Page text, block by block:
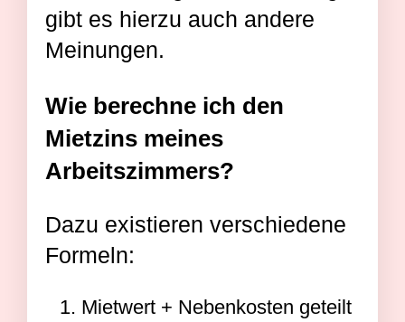
gibt es hierzu auch andere
Meinungen.
Wie berechne ich den
Mietzins meines
Arbeitszimmers?
Dazu existieren verschiedene
Formeln:
Mietwert + Nebenkosten geteilt